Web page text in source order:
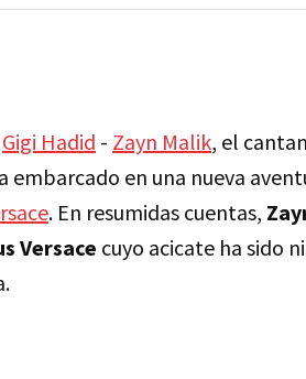
Gigi Hadid - Zayn Malik, el
embarcado en una nueva
. En resumidas cuentas,
Versace cuyo acicate ha sido